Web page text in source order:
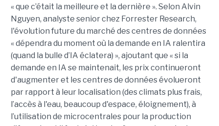
«que c’était la meilleure et la dernière ». Selon Alvin
Nguyen, analyste senior chez Forrester Research,
l'évolution future du marché des centres de données
« dépendra du moment où la demande en IA ralentira
(quand la bulle d’IA éclatera) », ajoutant que « si la
demande en IA se maintenait, les prix continueront
d'augmenter et les centres de données évolueront
par rapport à leur localisation (des climats plus frais,
l’accès à l'eau, beaucoup d'espace, éloignement), à
l’utilisation de microcentrales pour la production